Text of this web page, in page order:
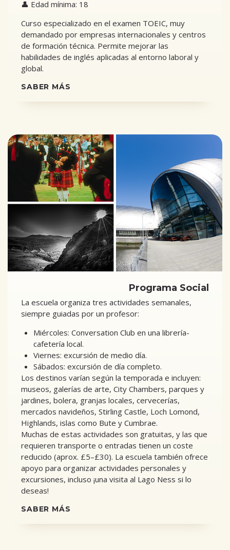
👤 Edad mínima: 18
Curso especializado en el examen TOEIC, muy
demandado por empresas internacionales y centros
de formación técnica. Permite mejorar las
habilidades de inglés aplicadas al entorno laboral y
global.
SABER MÁS
Programa Social
La escuela organiza tres actividades semanales,
siempre guiadas por un profesor:
Miércoles: Conversation Club en una librería-
cafetería local.
Viernes: excursión de medio día.
Sábados: excursión de día completo.
Los destinos varían según la temporada e incluyen:
museos, galerías de arte, City Chambers, parques y
jardines, bolera, granjas locales, cervecerías,
mercados navideños, Stirling Castle, Loch Lomond,
Highlands, islas como Bute y Cumbrae.
Muchas de estas actividades son gratuitas, y las que
requieren transporte o entradas tienen un coste
reducido (aprox. £5–£30). La escuela también ofrece
apoyo para organizar actividades personales y
excursiones, incluso ¡una visita al Lago Ness si lo
deseas!
SABER MÁS